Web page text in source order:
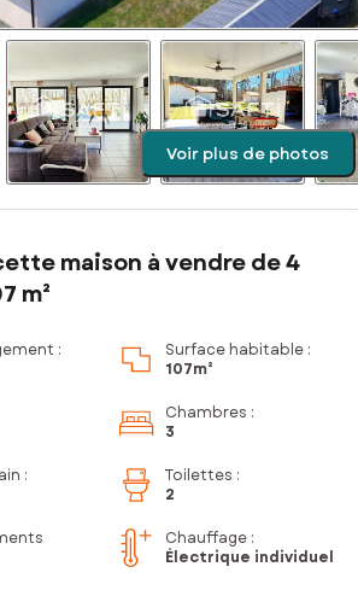
Voir plus de photos
maison à vendre de 4
m²
:
Surface habitable :
107m²
Chambres :
3
:
Toilettes :
2
Chauffage :
Électrique individuel